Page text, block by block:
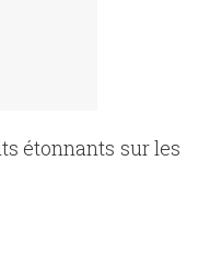
étonnants sur les